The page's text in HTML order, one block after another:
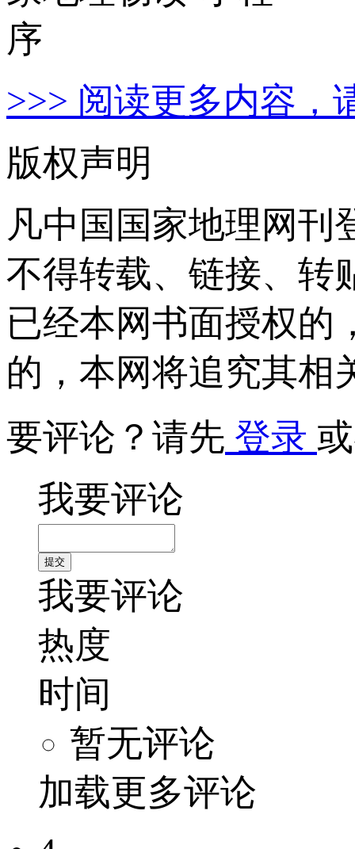
>>> 阅读更多内容，
版权声明
凡中国国家地理网刊
不得转载、链接、转
已经本网书面授权的
的，本网将追究其相
要评论？请先 登录
我要评论
我要评论
热度
时间
暂无评论
加载更多评论